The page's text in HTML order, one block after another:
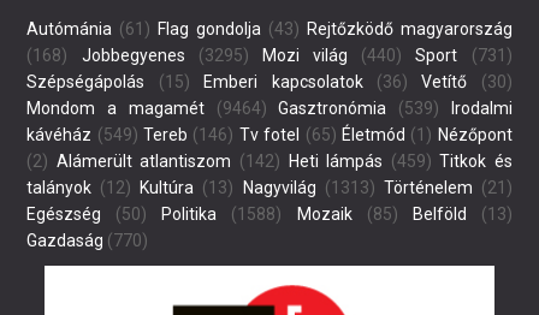
Autómánia (61) Flag gondolja (43) Rejtőzködő magyarország
(168)
Jobbegyenes (3295) Mozi világ (440) Sport (731)
Szépségápolás (15) Emberi kapcsolatok(36) Vetítő (30)
Mondom a magamét(9464) Gasztronómia (539)
Irodalmi
kávéház (549) Tereb (146) Tv fotel (65) Életmód (1) Nézőpont
(2) Alámerült atlantiszom (142) Heti lámpás (459) Titkok és
talányok (12) Kultúra (13) Nagyvilág (1313) Történelem (21)
Egészség (50) Politika (1588) Mozaik(85) Belföld (13)
Gazdaság (770)